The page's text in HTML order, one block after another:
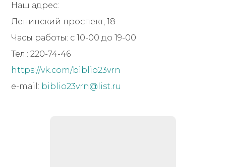
Наш адрес:
Ленинский проспект, 18
Часы работы: с 10-00 до 19-00
Тел.: 220-74-46
https://vk.com/biblio23vrn
e-mail: biblio23vrn@list.ru